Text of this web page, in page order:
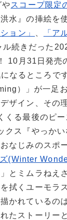
やスコープ限定
水』の挿絵を
ョン」
「ア
ル続きだった
10月31日発売
になるところで
）」が一足
ザイン、その
くる最後のピ
クス『やっか
なじみのスポ
(Winter
とミムラねえ
拭くユーモラ
かれているの
たストーリー